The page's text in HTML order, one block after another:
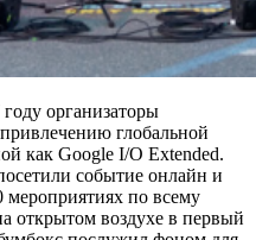
организаторы
глобальной
как Google I/O Extended.
событие онлайн и
мероприятиях по всему
открытом воздухе в первый